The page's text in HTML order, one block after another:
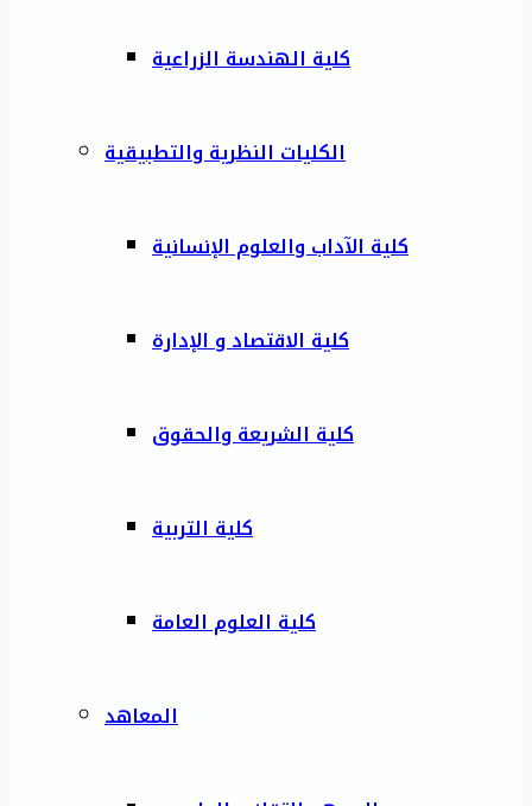
كلية الهندسة الزراعية
الكليات النظرية والتطبيقية
كلية الآداب والعلوم الإنسانية
كلية الاقتصاد و الإدارة
كلية الشريعة والحقوق
كلية التربية
كلية العلوم العامة
المعاهد